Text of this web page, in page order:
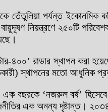
তেঁতুলিয়া পর্যন্ত ইকোনমিক
নিয়ন্ত্রণে ২৫০টি
৪০০’ রাডার স্থাপন করা
স্থাপনের মতো আধুনিক
বছরকে ‘নজরুল বর্ষ’
এক অনন্য দৃষ্টান্ত। ২০৩৪